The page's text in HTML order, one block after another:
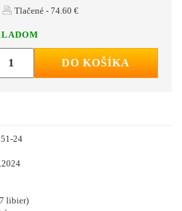
Tlačené - 74.60 €
DO KOŠÍKA
24
libier)